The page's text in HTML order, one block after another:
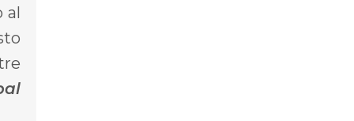
al